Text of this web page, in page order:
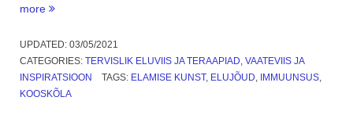
more “Lihtne
kuidas
saada
iseendalt
JAH
UPDATED: 03/05/2021
CATEGORIES: TERVISLIK ELUVIIS JA TERAAPIAD, VAATEVIIS JA
INSPIRATSIOON
TAGS: ELAMISE KUNST, ELUJÕUD, IMMUUNSUS,
KOOSKÕLA